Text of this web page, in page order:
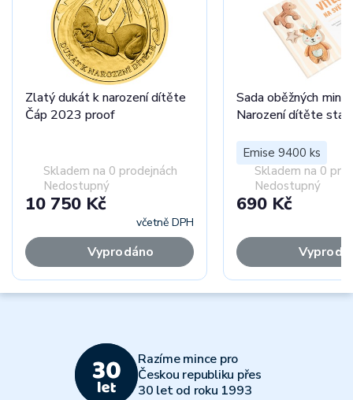
Zlatý dukát k narození dítěte
Čáp 2023 proof
Skladem na 0 prodejnách
Nedostupný
10 750 Kč
včetně DPH
Vyprodáno
Sada oběžných
Narození dítěte
Emise 9400 ks
Skladem na 0
Nedostupný
690 Kč
Razíme mince pro
Českou republiku přes
30 let od roku 1993